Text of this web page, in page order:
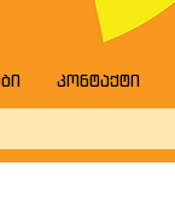
კონტაქტი